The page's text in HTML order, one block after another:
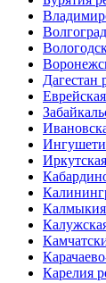
Дагестан
Калмыкия
Карелия